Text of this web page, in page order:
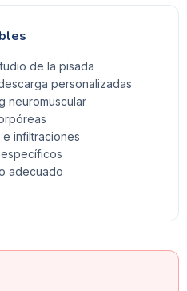
de la pisada
personalizadas
neuromuscular
infiltraciones
adecuado